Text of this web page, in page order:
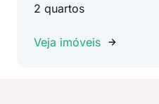
2 quartos
Veja imóveis